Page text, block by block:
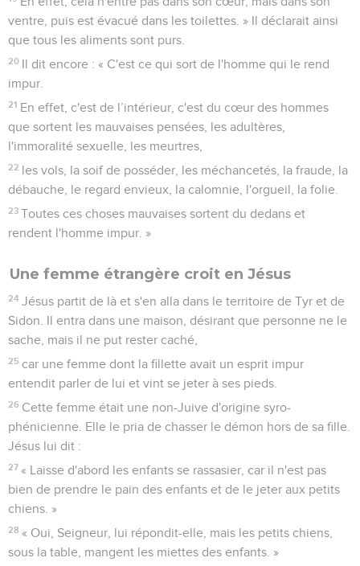
ventre, puis est évacué dans les toilettes. » Il déclarait ainsi
que tous les aliments sont purs.
20 Il dit encore : « C'est ce qui sort de l'homme qui le rend
impur.
21 En effet, c'est de l’intérieur, c'est du cœur des hommes
que sortent les mauvaises pensées, les adultères,
l'immoralité sexuelle, les meurtres,
22 les vols, la soif de posséder, les méchancetés, la fraude, la
débauche, le regard envieux, la calomnie, l'orgueil, la folie.
23 Toutes ces choses mauvaises sortent du dedans et
rendent l'homme impur. »
Une femme étrangère croit en Jésus
24 Jésus partit de là et s'en alla dans le territoire de Tyr et de
Sidon. Il entra dans une maison, désirant que personne ne le
sache, mais il ne put rester caché,
25 car une femme dont la fillette avait un esprit impur
entendit parler de lui et vint se jeter à ses pieds.
26 Cette femme était une non-Juive d'origine syro-
phénicienne. Elle le pria de chasser le démon hors de sa fille.
Jésus lui dit :
27 « Laisse d'abord les enfants se rassasier, car il n'est pas
bien de prendre le pain des enfants et de le jeter aux petits
chiens. »
28 « Oui, Seigneur, lui répondit-elle, mais les petits chiens,
sous la table, mangent les miettes des enfants. »